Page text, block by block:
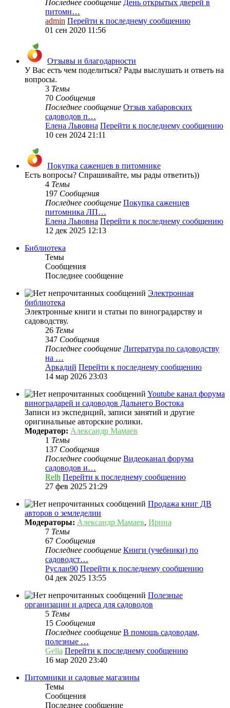
Последнее сообщение День открытых дверей в
питомн…
admin Перейти к последнему сообщению
01 сен 2020 11:56
Отзывы и благодарности
У Вас есть чем поделиться? Рады выслушать и ответь на
вопросы.
3 Темы
70 Сообщения
Последнее сообщение Отзыв хабаровских
садоводов п…
Елена Львовна Перейти к последнему сообщению
10 сен 2024 21:11
Покупка саженцев в питомнике
Есть вопросы? Спрашивайте, мы рады ответить))
4 Темы
197 Сообщения
Последнее сообщение Покупка саженцев
питомника ЛП…
Елена Львовна Перейти к последнему сообщению
12 дек 2025 12:13
Библиотека
Темы
Сообщения
Последнее сообщение
Электронная
библиотека
Электронные книги и статьи по виноградарству и
садоводству.
26 Темы
347 Сообщения
Последнее сообщение Литература по садоводству
на …
Аркадий Перейти к последнему сообщению
14 мар 2026 23:03
Youtube канал форума
виноградарей и садоводов Дальнего Востока
Записи из экспедиций, записи занятий и другие
оригинальные авторские ролики.
Модератор: Александр Мамаев
1 Темы
137 Сообщения
Последнее сообщение Видеоканал форума
садоводов и…
Relh Перейти к последнему сообщению
27 фев 2025 21:29
Продажа книг ДВ
авторов о земледелии
Модераторы: Александр Мамаев, Ирина
7 Темы
67 Сообщения
Последнее сообщение Книги (учебники) по
садоводст…
Руслан90 Перейти к последнему сообщению
04 дек 2025 13:55
Полезные
организации и адреса для садоводов
5 Темы
15 Сообщения
Последнее сообщение В помощь садоводам,
полезные …
Gella Перейти к последнему сообщению
16 мар 2020 23:40
Питомники и садовые магазины
Темы
Сообщения
Последнее сообщение